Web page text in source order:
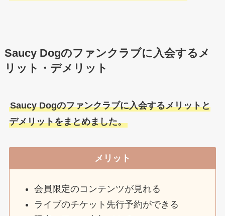
Saucy Dogのファンクラブに入会するメ
リット・デメリット
Saucy Dogのファンクラブに入会するメリットと
デメリットをまとめました。
メリット
会員限定のコンテンツが見れる
ライブのチケット先行予約ができる